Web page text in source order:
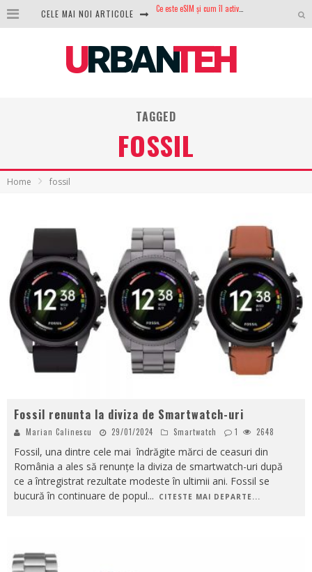
CELE MAI NOI ARTICOLE 100 GB de internet mobil gratuit de la Orange. Fără contract, fără acte și fără obligații
TAGGED
FOSSIL
Home fossil
Fossil renunta la diviza de Smartwatch-uri
Marian Calinescu 29/01/2024 Smartwatch 1 2648
Fossil, una dintre cele mai îndrăgite mărci de ceasuri din
România a ales să renunțe la diviza de smartwatch-uri după
ce a întregistrat rezultate modeste în ultimii ani. Fossil se
bucură în continuare de popul... CITESTE MAI DEPARTE...